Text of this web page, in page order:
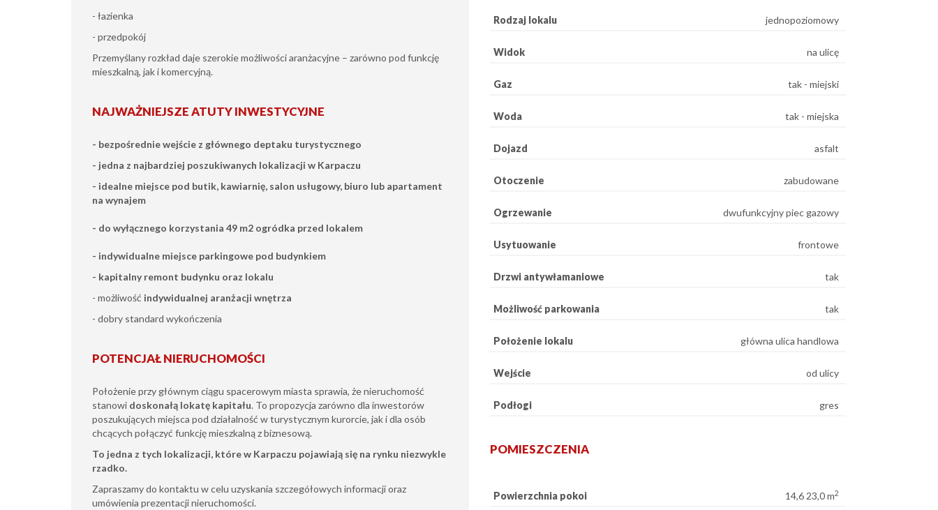
- łazienka
- przedpokój
Przemyślany rozkład daje szerokie możliwości aranżacyjne – zarówno pod funkcję
mieszkalną, jak i komercyjną.
NAJWAŻNIEJSZE ATUTY INWESTYCYJNE
- bezpośrednie wejście z głównego deptaku turystycznego
- jedna z najbardziej poszukiwanych lokalizacji w Karpaczu
- idealne miejsce pod butik, kawiarnię, salon usługowy, biuro lub apartament
na wynajem
- do wyłącznego korzystania 49 m2 ogródka przed lokalem
- indywidualne miejsce parkingowe pod budynkiem
- kapitalny remont budynku oraz lokalu
- możliwość indywidualnej aranżacji wnętrza
- dobry standard wykończenia
POTENCJAŁ NIERUCHOMOŚCI
Położenie przy głównym ciągu spacerowym miasta sprawia, że nieruchomość
stanowi doskonałą lokatę kapitału. To propozycja zarówno dla inwestorów
poszukujących miejsca pod działalność w turystycznym kurorcie, jak i dla osób
chcących połączyć funkcję mieszkalną z biznesową.
To jedna z tych lokalizacji, które w Karpaczu pojawiają się na rynku niezwykle
rzadko.
Zapraszamy do kontaktu w celu uzyskania szczegółowych informacji oraz
umówienia prezentacji nieruchomości.
Rodzaj lokalu jednopoziomowy
Widok na ulicę
Gaz tak - miejski
Woda tak - miejska
Dojazd asfalt
Otoczenie zabudowane
Ogrzewanie dwufunkcyjny piec gazowy
Usytuowanie frontowe
Drzwi antywłamaniowe tak
Możliwość parkowania tak
Położenie lokalu główna ulica handlowa
Wejście od ulicy
Podłogi gres
POMIESZCZENIA
Powierzchnia pokoi 14,6 23,0 m2